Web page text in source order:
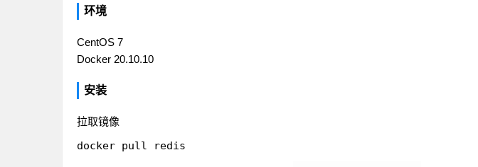
环境
CentOS 7
Docker 20.10.10
安装
拉取镜像